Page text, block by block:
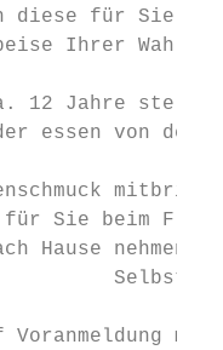
diese für Sie
Ihrer Wahl
12 Jahre
essen von der
Sie beim
Hause